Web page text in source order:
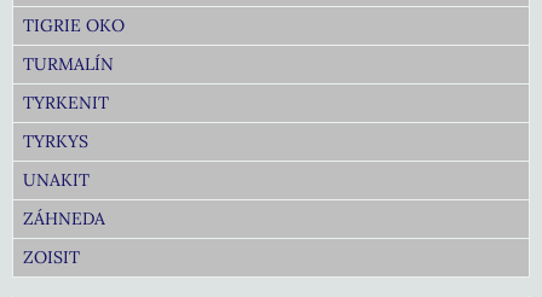
TIGRIE OKO
TURMALÍN
TYRKENIT
TYRKYS
UNAKIT
ZÁHNEDA
ZOISIT